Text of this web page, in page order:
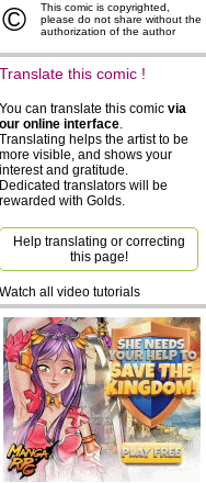
©
This comic is copyrighted,
please do not share without the
authorization of the author
Translate this comic !
You can translate this comic via
our online interface.
Translating helps the artist to be
more visible, and shows your
interest and gratitude.
Dedicated translators will be
rewarded with Golds.
Help translating or correcting
this page!
Watch all video tutorials